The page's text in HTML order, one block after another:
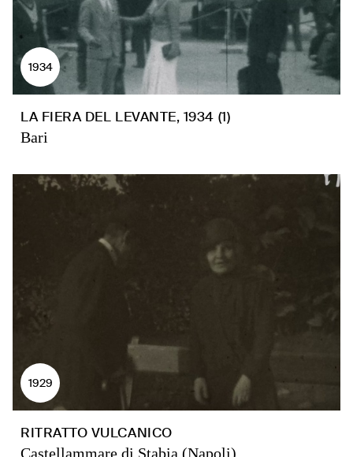
1934
LA FIERA DEL LEVANTE, 1934 (1)
Bari
1929
RITRATTO VULCANICO
Castellammare di Stabia (Napoli)